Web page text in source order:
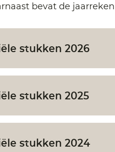
bevat de
stukken 2026
stukken 2025
stukken 2024